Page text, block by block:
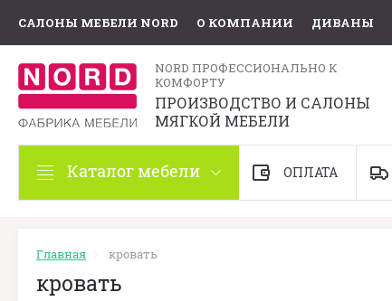
САЛОНЫ МЕБЕЛИ NORD О КОМПАНИИ ДИВАНЫ
NORD ПРОФЕССИОНАЛЬНО К
КОМФОРТУ
ПРОИЗВОДСТВО И САЛОНЫ
МЯГКОЙ МЕБЕЛИ
Каталог мебели ОПЛАТА
Главная кровать
кровать